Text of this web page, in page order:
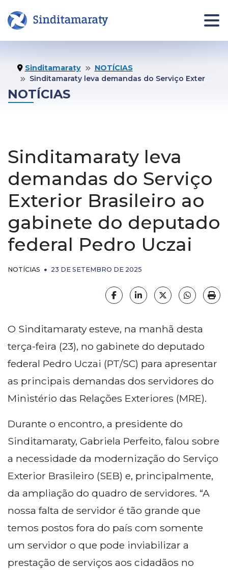
INÍCIO
O
SINDICATO
Institucional
Estatuto
Executiva
Conselho
Estratégica
Contratadas
Diretorias
Política de
Privacidade
NOTÍCIAS
COMUNICAÇÃO
Notas Oficiais
Publicações
Vídeos
Boletim Latitude
Eventos
Agende
seu
Uber
SESC
NOTÍCIAS
Sinditamaraty
NOTÍCIAS
Sinditamaraty leva demandas do Serviço Exterior Brasileiro ao gabinete do deputado federal Pedro Uczai
Sinditamaraty leva
demandas do Serviço
Exterior Brasileiro ao
gabinete do deputado
federal Pedro Uczai
NOTÍCIAS 23 DE SETEMBRO DE 2025
FacebookLinkedInX (formerly
O Sinditamaraty esteve, na manhã desta
terça-feira (23), no gabinete do deputado
federal Pedro Uczai (PT/SC) para apresentar
as principais demandas dos servidores do
Ministério das Relações Exteriores (MRE).
Durante o encontro, a presidente do
Sinditamaraty, Gabriela Perfeito, falou sobre
a necessidade da modernização do Serviço
Exterior Brasileiro (SEB) e, principalmente,
da ampliação do quadro de servidores. “A
nossa falta de servidor é tão grande que
temos postos fora do país com somente
um servidor o que pode inviabilizar a
prestação de serviços aos cidadãos no